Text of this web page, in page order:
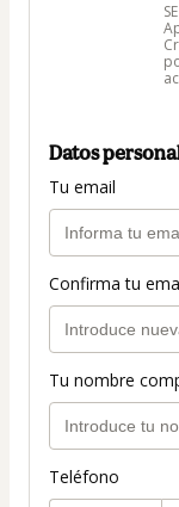
Datos
Tu email
Confirma tu
Tu nombre
Teléfono